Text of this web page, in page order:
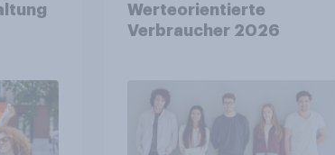
Werteorientierte
Verbraucher 2026